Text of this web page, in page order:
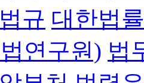
규 대한법
연구원) 법